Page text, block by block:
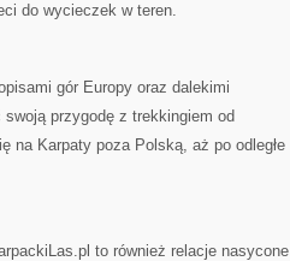
do wycieczek w teren.
gór Europy oraz dalekimi
przygodę z trekkingiem od
na Karpaty poza Polską, aż po odległe
to również relacje nasycone